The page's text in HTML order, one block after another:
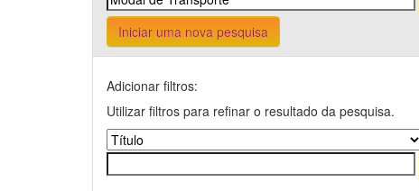
Iniciar uma nova pesquisa
Adicionar filtros:
Utilizar filtros para refinar o resultado da pesquisa.